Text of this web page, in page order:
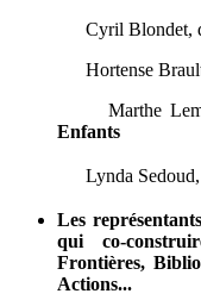
Cyril Blondet,
Hortense
Marthe
Enfants
Lynda Sedoud,
Les
qui co-
Frontières,
Actions...